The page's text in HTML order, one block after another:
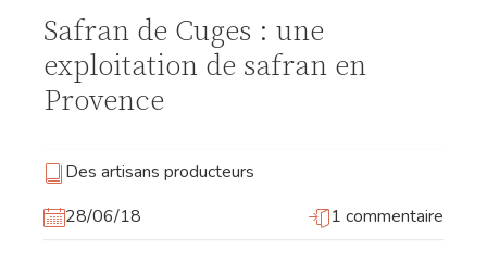
Safran de Cuges : une
exploitation de safran en
Provence
Des artisans producteurs
28/06/18
1 commentaire